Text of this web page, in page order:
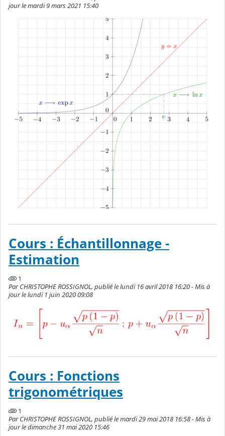
jour le mardi 9 mars 2021 15:40
Cours : Échantillonnage -
Estimation
1
Par CHRISTOPHE ROSSIGNOL, publié le lundi 16 avril 2018 16:20 - Mis à
jour le lundi 1 juin 2020 09:08
Cours : Fonctions
trigonométriques
1
Par CHRISTOPHE ROSSIGNOL, publié le mardi 29 mai 2018 16:58 - Mis à
jour le dimanche 31 mai 2020 15:46